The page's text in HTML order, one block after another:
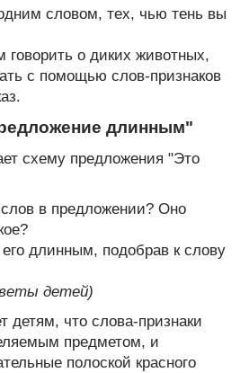
словом, тех, чью тень вы
о диких животных,
с помощью слов-признаков
длинным"
схему предложения "Это
в предложении? Оно
длинным, подобрав к слову
детей)
детям, что слова-признаки
предметом, и
полоской красного